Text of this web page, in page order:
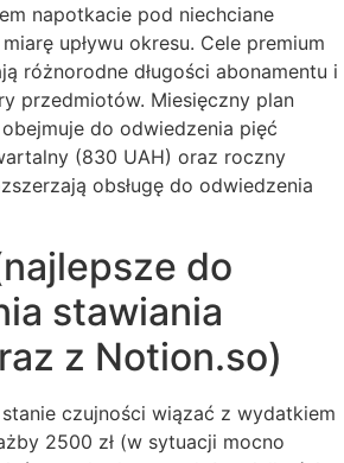
napotkacie pod niechciane
upływu okresu. Cele premium
różnorodne długości abonamentu i
przedmiotów. Miesięczny plan
do odwiedzenia pięć
(830 UAH) oraz roczny
obsługę do odwiedzenia
do
stawiania
z Notion.so)
czujności wiązać z wydatkiem
2500 zł (w sytuacji mocno